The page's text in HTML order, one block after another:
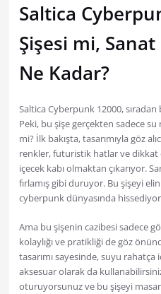
Saltica
Şişesi mi, Sanat
Ne Kadar?
Saltica Cyberpunk 12000,
Peki, bu şişe gerçekten sadece
mi? İlk bakışta, tasarımıyla göz
renkler, futuristik hatlar ve dikkat
içecek kabı olmaktan çıkarıyor.
fırlamış gibi duruyor. Bu şişeyi
cyberpunk dünyasında
Ama bu şişenin cazibesi sadece
kolaylığı ve pratikliği de göz
tasarımı sayesinde, suyu rahatça
aksesuar olarak da
oturuyorsunuz ve bu şişeyi